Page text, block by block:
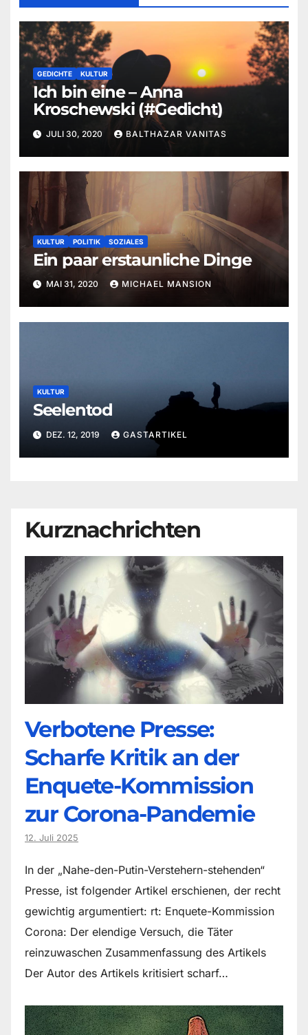
GEDICHTE KULTUR
Ich bin eine – Anna
Kroschewski (#Gedicht)
JULI 30, 2020 BALTHAZAR VANITAS
KULTUR POLITIK SOZIALES
Ein paar erstaunliche Dinge
MAI 31, 2020 MICHAEL MANSION
KULTUR
Seelentod
DEZ. 12, 2019 GASTARTIKEL
Kurznachrichten
Verbotene Presse:
Scharfe Kritik an der
Enquete-Kommission
zur Corona-Pandemie
12. Juli 2025
In der „Nahe-den-Putin-Verstehern-stehenden“
Presse, ist folgender Artikel erschienen, der recht
gewichtig argumentiert: rt: Enquete-Kommission
Corona: Der elendige Versuch, die Täter
reinzuwaschen Zusammenfassung des Artikels
Der Autor des Artikels kritisiert scharf…